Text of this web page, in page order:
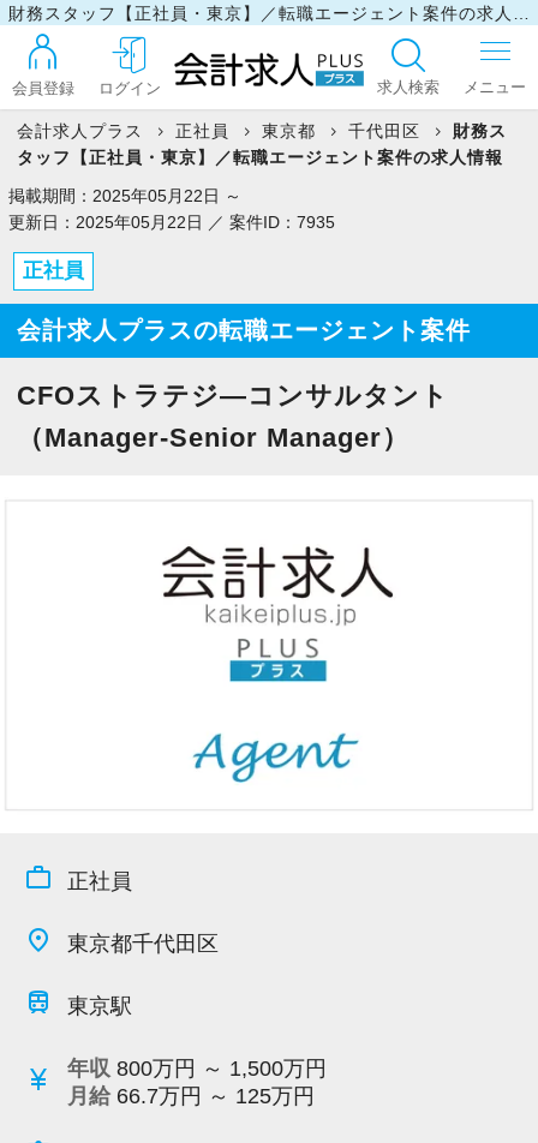
会員登録 ログイン 求人検索
ログイン
今すぐ会員登録
PC版サイトを見る
採用ご担当者様
会計求人プラス 正社員 東京都 千代田区
財務ス
タッフ【正社員・東京】／転職エージェント案件の求人情報
掲載期間：2025年05月22日 ～
更新日：2025年05月22日 ／ 案件ID：7935
正社員
会計求人プラスの転職エージェント案件
CFOストラテジ―コンサルタント
（Manager-Senior Manager）
work_outline 正社員
place 東京都千代田区
train 東京駅
currency_yen 年収 800万円 ～ 1,500万円
月給 66.7万円 ～ 125万円